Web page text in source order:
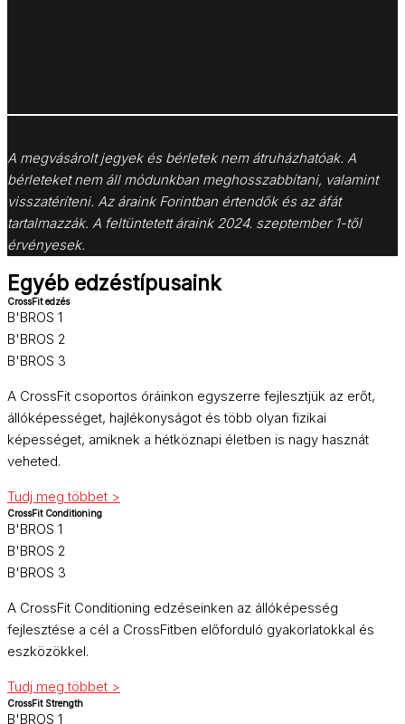
A megvásárolt jegyek és bérletek nem átruházhatóak. A
bérleteket nem áll módunkban meghosszabbítani, valamint
visszatéríteni. Az áraink Forintban értendők és az áfát
tartalmazzák. A feltüntetett áraink 2024. szeptember 1-től
érvényesek.
Egyéb edzéstípusaink
CrossFit edzés
B'BROS 1
B'BROS 2
B'BROS 3
A CrossFit csoportos óráinkon egyszerre fejlesztjük az erőt,
állóképességet, hajlékonyságot és több olyan fizikai
képességet, amiknek a hétköznapi életben is nagy hasznát
veheted.
Tudj meg többet >
CrossFit Conditioning
B'BROS 1
B'BROS 2
B'BROS 3
A CrossFit Conditioning edzéseinken az állóképesség
fejlesztése a cél a CrossFitben előforduló gyakorlatokkal és
eszközökkel.
Tudj meg többet >
CrossFit Strength
B'BROS 1